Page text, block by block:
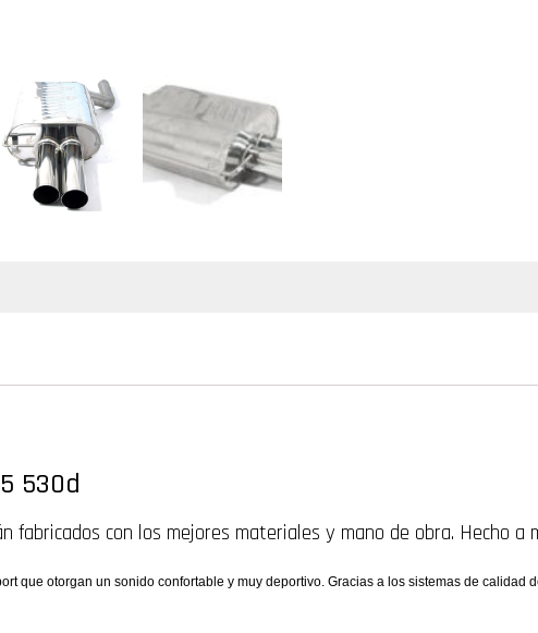
530d
fabricados con los mejores materiales y mano de obra. Hecho a
que otorgan un sonido confortable y muy deportivo. Gracias a los sistemas de calidad